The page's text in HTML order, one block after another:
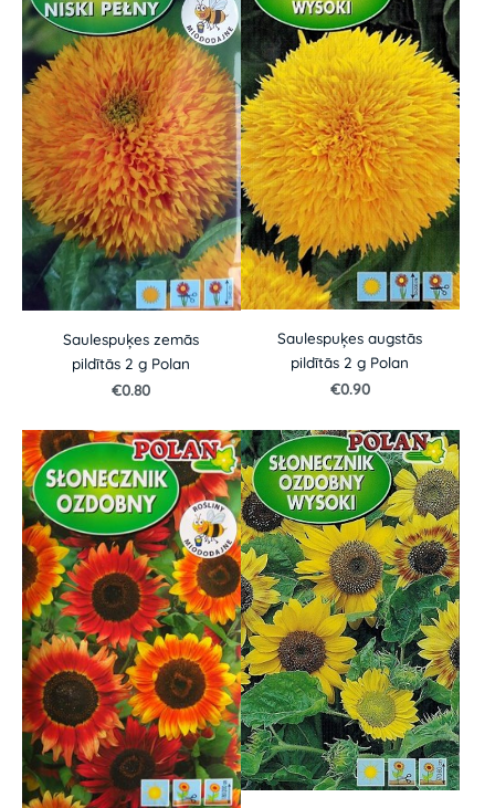
Saulespuķes zemās
pildītās 2 g Polan
€0.80
Saulespuķes augstās
pildītās 2 g Polan
€0.90